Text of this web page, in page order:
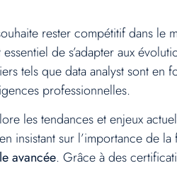
rester compétitif dans le
de s’adapter aux
tels que data analyst sont en
professionnelles.
les tendances et enjeux
insistant sur l’importance de
avancée. Grâce à des